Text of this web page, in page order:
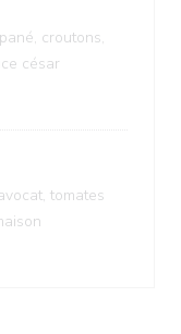
croutons,
césar
tomates